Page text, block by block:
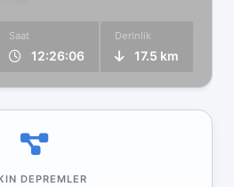
Saat
12:26:06
Derinlik
17.5 km
DEPREMLER